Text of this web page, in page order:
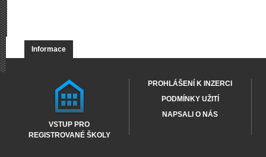
Informace
VSTUP PRO
REGISTROVANÉ ŠKOLY
PROHLÁŠENÍ K INZERCI
PODMÍNKY UŽITÍ
NAPSALI O NÁS